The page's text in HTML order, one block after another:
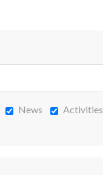
SIGNIFICANCE
News Activities